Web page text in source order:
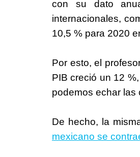
con su dato
internacionales,
10,5 % para 2020
Por esto, el
PIB creció un 12
podemos echar las
De hecho, la
mexicano se